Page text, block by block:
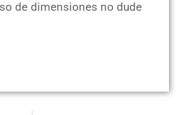
de dimensiones no dude